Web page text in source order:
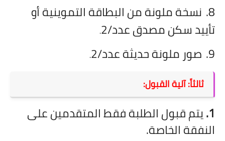
8. نسخة ملونة من البطاقة التموينية أو
تأييد سكن مصدق عدد/2 .
9. صور ملونة حديثة عدد/2 .
ثالثاً: آلية القبول:
1. يتم قبول الطلبة فقط المتقدمين على
النفقة الخاصة.